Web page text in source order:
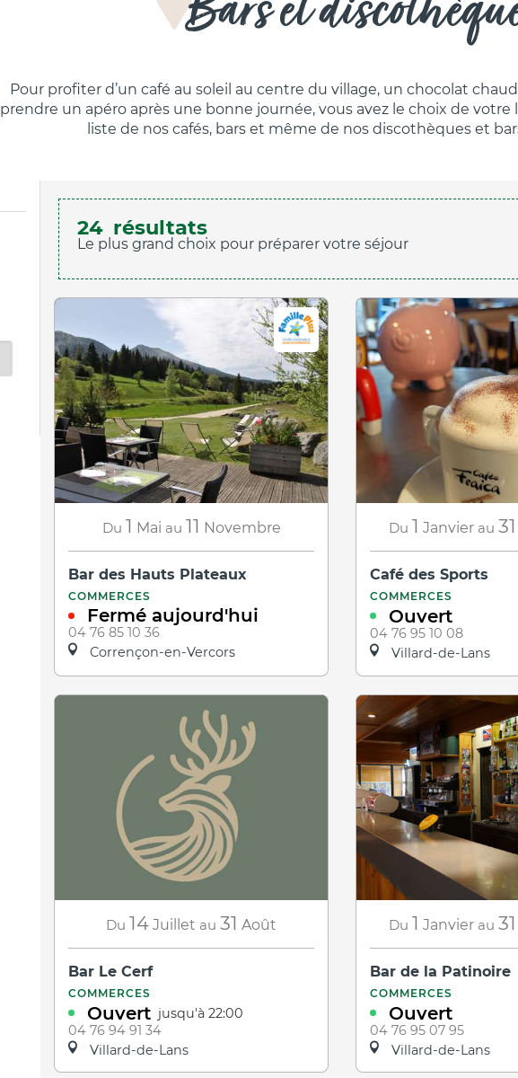
Pour profiter d’un café au soleil au centre du village, un chocolat
prendre un apéro après une bonne journée, vous avez le choix de votre
liste de nos cafés, bars et même de nos discothèques et
24 résultats
Le plus grand choix pour préparer votre séjour
Du 1 Mai au 11 Novembre
Bar des Hauts Plateaux
COMMERCES
Fermé aujourd'hui
04 76 85 10 36
Corrençon-en-Vercors
Du 1 Janvier au 31
Café des Sports
COMMERCES
Ouvert
04 76 95 10 08
Villard-de-Lans
Du 14 Juillet au 31 Août
Bar Le Cerf
COMMERCES
Ouvert jusqu'à 22:00
04 76 94 91 34
Villard-de-Lans
Du 1 Janvier au 31
Bar de la Patinoire
COMMERCES
Ouvert
04 76 95 07 95
Villard-de-Lans